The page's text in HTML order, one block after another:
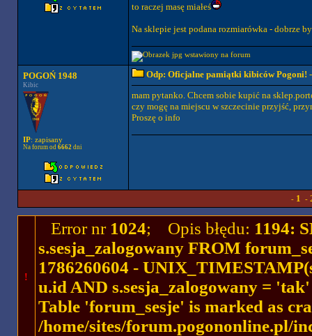
to raczej masę miałeś
Na sklepie jest podana rozmiarówka - dobrze
POGOŃ 1948
Kibic
IP: zapisany
Na forum od 6662dni
Odp: Oficjalne pamiątki kibiców Pogoni!
mam pytanko. Chcem sobie kupić na
czy mogę na miejscu w szczecinie przyjść,
Proszę o info
- 1 -
!
Error nr 1024; Opis błędu: 1194:
s.sesja_zalogowany FROM
1786260604 -
u.id AND s.sesja_zalogowany =
Table 'forum_sesje' is marked as
/home/sites/forum.pogononline.pl/